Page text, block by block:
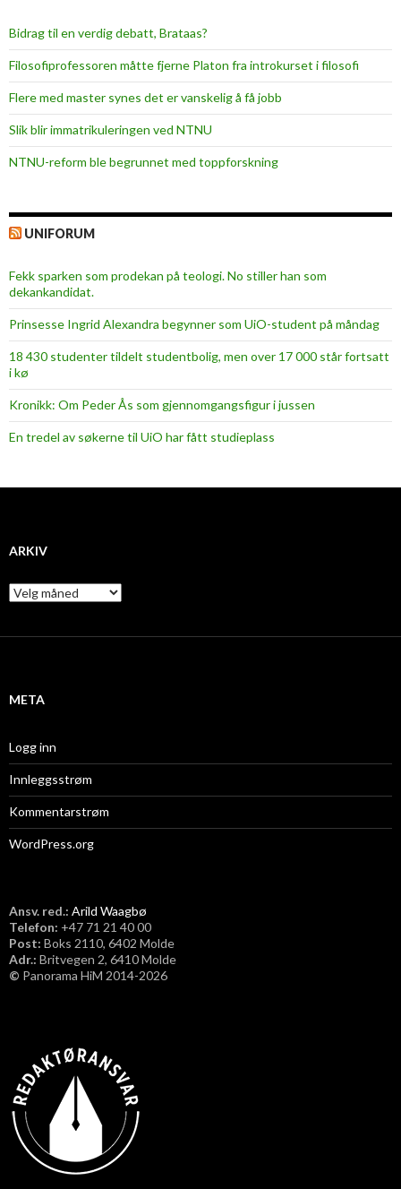
Bidrag til en verdig debatt, Brataas?
Filosofiprofessoren måtte fjerne Platon fra introkurset i filosofi
Flere med master synes det er vanskelig å få jobb
Slik blir immatrikuleringen ved NTNU
NTNU-reform ble begrunnet med toppforskning
UNIFORUM
Fekk sparken som prodekan på teologi. No stiller han som
dekankandidat.
Prinsesse Ingrid Alexandra begynner som UiO-student på måndag
18 430 studenter tildelt studentbolig, men over 17 000 står fortsatt
i kø
Kronikk: Om Peder Ås som gjennomgangsfigur i jussen
En tredel av søkerne til UiO har fått studieplass
ARKIV
A
r
i
META
Logg inn
Innleggsstrøm
Kommentarstrøm
WordPress.org
Ansv. red.: Arild Waagbø
Telefon: ​+47 71 21 40 00
Post: Boks 2110, 6402 Molde
Adr.: Britvegen 2, 6410 Molde
© Panorama HiM 2014-2026